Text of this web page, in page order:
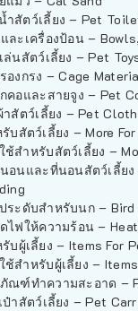
ำสัตว์เลี้ยง – Pet
ละเครื่องป้อน –
ล่นสัตว์เลี้ยง – Pet
องกรง – Cage
คอและสายจูง – Pet
าสัตว์เลี้ยง – Pet
บสัตว์เลี้ยง – More
ช้สำหรับสัตว์เลี้ยง –
อนและที่นอนสัตว์เลี้ย
ระดับสำหรับนก –
ไฟให้ความร้อน –
บผู้เลี้ยง – Items For
ช้สำหรับผู้เลี้ยง –
ณฑ์ทำความสะอาด –
ป๋าสัตว์เลี้ยง – Pet